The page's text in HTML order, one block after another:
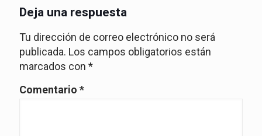
Deja una respuesta
Tu dirección de correo electrónico no será
publicada. Los campos obligatorios están
marcados con *
Comentario *